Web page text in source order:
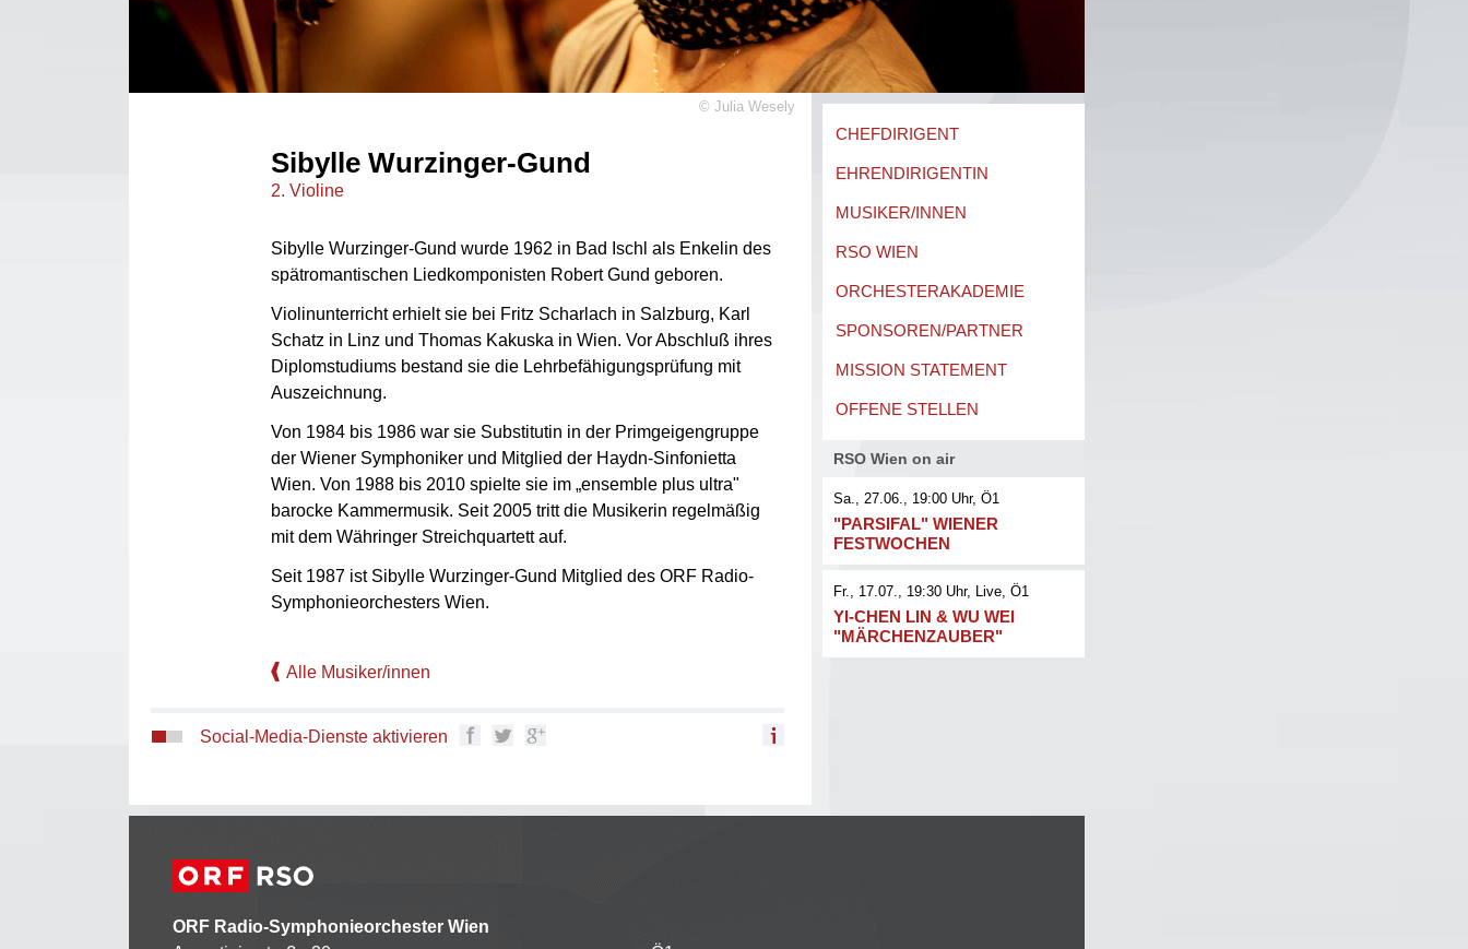
© Julia Wesely
Sibylle Wurzinger-Gund
2. Violine
Sibylle Wurzinger-Gund wurde 1962 in Bad Ischl als Enkelin des
spätromantischen Liedkomponisten Robert Gund geboren.
Violinunterricht erhielt sie bei Fritz Scharlach in Salzburg, Karl
Schatz in Linz und Thomas Kakuska in Wien. Vor Abschluß ihres
Diplomstudiums bestand sie die Lehrbefähigungsprüfung mit
Auszeichnung.
Von 1984 bis 1986 war sie Substitutin in der Primgeigengruppe
der Wiener Symphoniker und Mitglied der Haydn-Sinfonietta
Wien. Von 1988 bis 2010 spielte sie im „ensemble plus ultra"
barocke Kammermusik. Seit 2005 tritt die Musikerin regelmäßig
mit dem Währinger Streichquartett auf.
Seit 1987 ist Sibylle Wurzinger-Gund Mitglied des ORF Radio-
Symphonieorchesters Wien.
Alle Musiker/innen
Social-Media-Dienste aktivieren
CHEFDIRIGENT
EHRENDIRIGENTIN
MUSIKER/INNEN
RSO WIEN
ORCHESTERAKADEMIE
SPONSOREN/PARTNER
MISSION STATEMENT
OFFENE STELLEN
RSO Wien on air
Sa., 27.06., 19:00 Uhr, Ö1
"PARSIFAL" WIENER
FESTWOCHEN
Fr., 17.07., 19:30 Uhr, Live, Ö1
YI-CHEN LIN & WU WEI
"MÄRCHENZAUBER"
ORF Radio-Symphonieorchester Wien